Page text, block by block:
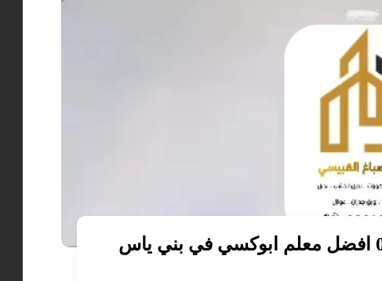
معلم ايبوكسي ابوظبي 0567571559 افضل معلم ابوكسي في بني ياس